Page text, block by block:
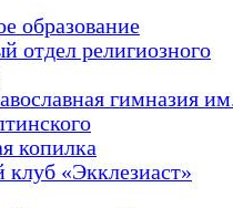
образование
отдел религиозного
гимназия
копилка
«Экклезиаст»